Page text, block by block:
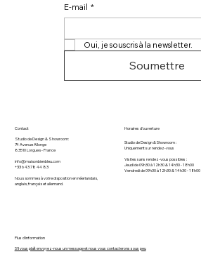
E-mail *
Oui, je souscris à la newsletter.
Soumettre
Horaires d'ouverture
Studio de Design & Showroom :
Uniquement sur rendez-vous
Visites sans rendez-vous possibles :
Jeudi de 09h30 à 12h30 & 14h30 - 18h00
Vendredi de 09h30 à 12h30 & 14h30 - 18h00
Contact
Studio de Design & Showroom:
74 Avenue Allonge
83510 Lorgues​ - France
info@maisonbienbleu.com
+33 6 43 78 44 83
Nous sommes à votre disposition en néerlandais,
anglais, français et allemand.
Plus d'information
S'il vous plaît envoyez-nous un message et nous vous contacterons sous peu